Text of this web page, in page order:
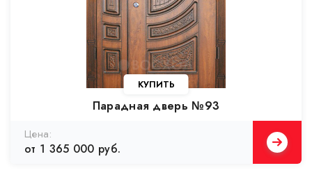
Парадная дверь №93
от 1 365 000 руб.